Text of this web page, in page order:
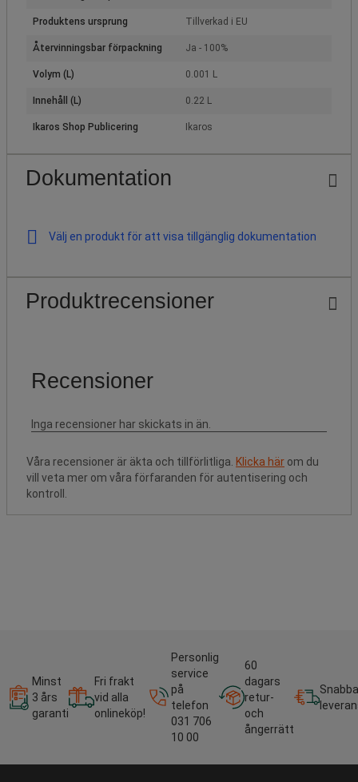
Produktens ursprung Tillverkad i EU
Återvinningsbar förpackning Ja - 100%
Volym (L) 0.001 L
Innehåll (L) 0.22 L
Ikaros Shop Publicering Ikaros
Dokumentation
Välj en produkt för att visa tillgänglig dokumentation
Produktrecensioner
Våra recensioner är äkta och tillförlitliga. Klicka här om du
vill veta mer om våra förfaranden för autentisering och
kontroll.
Minst
3 års
garanti
Fri frakt
vid alla
onlineköp!
Personlig
service
på
telefon
031 706
10 00
60
dagars
retur-
och
ångerrätt
Snabba